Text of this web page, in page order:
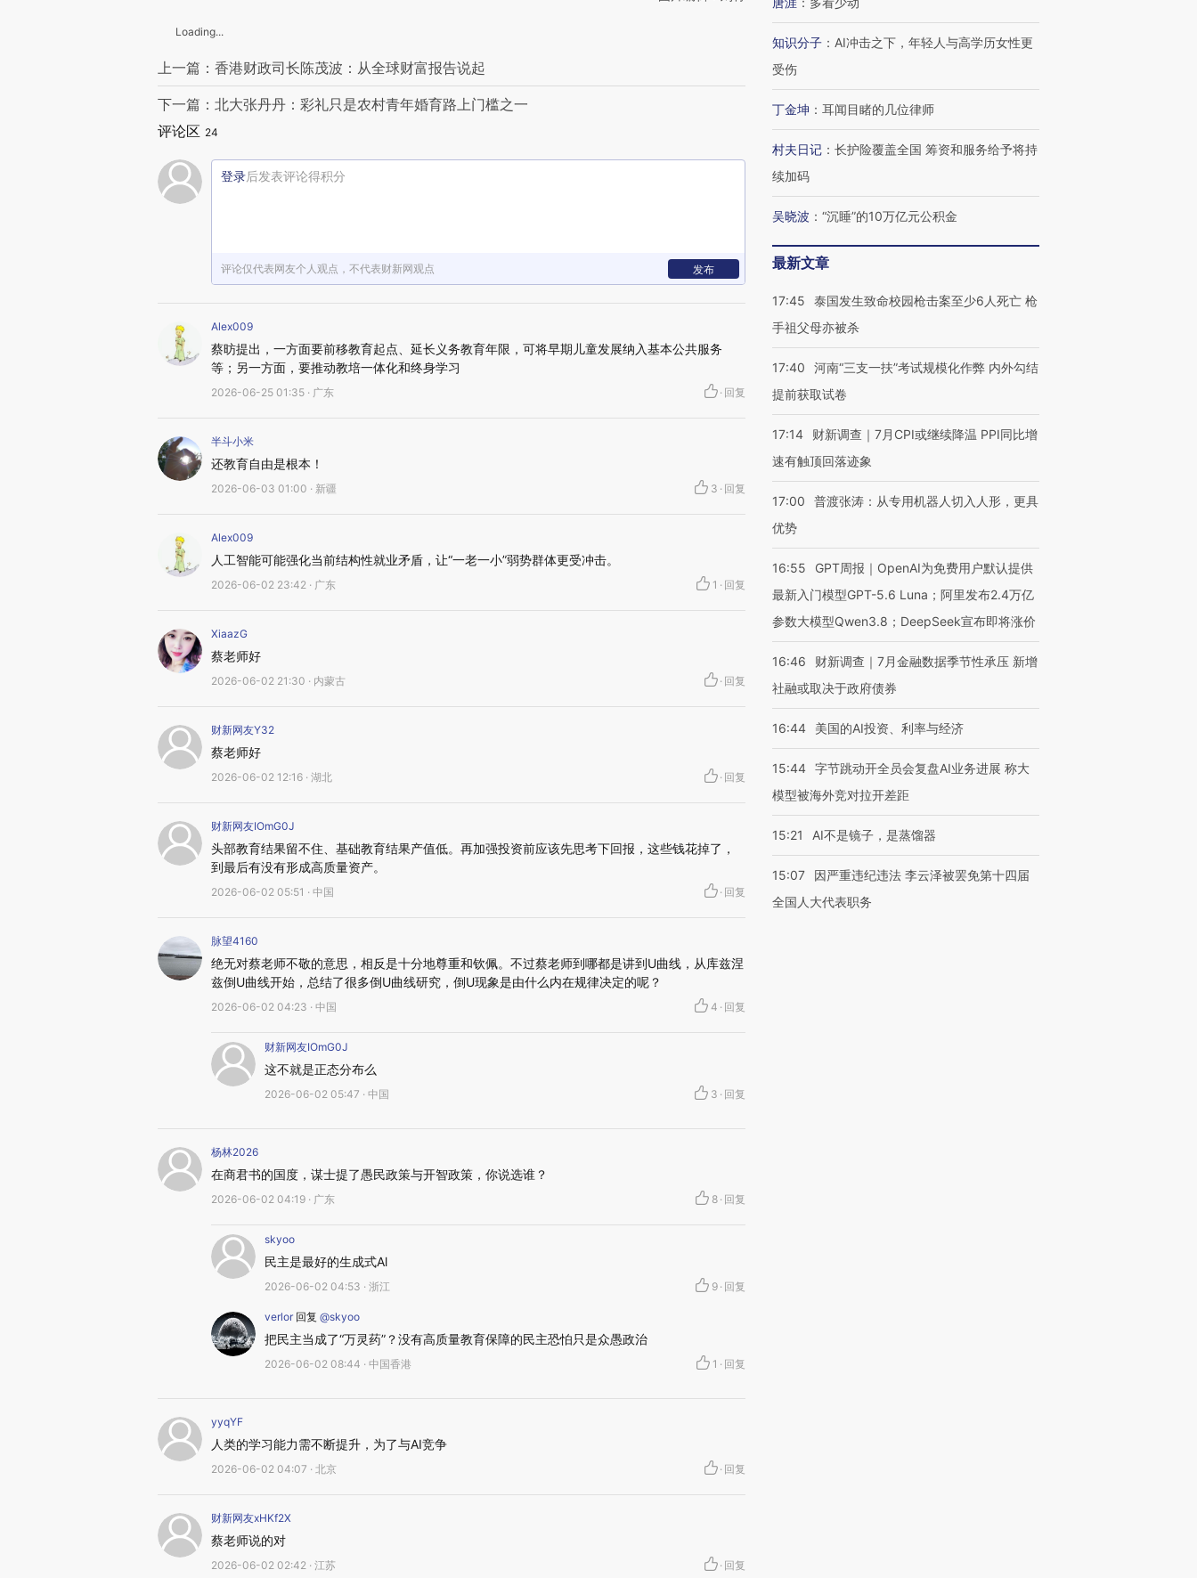
Loading...
上一篇：香港财政司长陈茂波：从全球财富报告说起
下一篇：北大张丹丹：彩礼只是农村青年婚育路上门槛之一
评论区 24
登录后发表评论得积分
评论仅代表网友个人观点，不代表财新网观点 发布
Alex009
蔡昉提出，一方面要前移教育起点、延长义务教育年限，可将早期儿童发展纳入基本公共服务
等；另一方面，要推动教培一体化和终身学习
2026-06-25 01:35 · 广东 · 回复
半斗小米
还教育自由是根本！
2026-06-03 01:00 · 新疆 3 · 回复
Alex009
人工智能可能强化当前结构性就业矛盾，让“一老一小”弱势群体更受冲击。
2026-06-02 23:42 · 广东 1 · 回复
XiaazG
蔡老师好
2026-06-02 21:30 · 内蒙古 · 回复
财新网友Y32
蔡老师好
2026-06-02 12:16 · 湖北 · 回复
财新网友IOmG0J
头部教育结果留不住、基础教育结果产值低。再加强投资前应该先思考下回报，这些钱花掉了，
到最后有没有形成高质量资产。
2026-06-02 05:51 · 中国 · 回复
脉望4160
绝无对蔡老师不敬的意思，相反是十分地尊重和钦佩。不过蔡老师到哪都是讲到U曲线，从库兹涅
兹倒U曲线开始，总结了很多倒U曲线研究，倒U现象是由什么内在规律决定的呢？
2026-06-02 04:23 · 中国 4 · 回复
财新网友IOmG0J
这不就是正态分布么
2026-06-02 05:47 · 中国 3 · 回复
杨林2026
在商君书的国度，谋士提了愚民政策与开智政策，你说选谁？
2026-06-02 04:19 · 广东 8 · 回复
skyoo
民主是最好的生成式Al
2026-06-02 04:53 · 浙江 9 · 回复
verlor 回复 @skyoo
把民主当成了“万灵药”？没有高质量教育保障的民主恐怕只是众愚政治
2026-06-02 08:44 · 中国香港 1 · 回复
yyqYF
人类的学习能力需不断提升，为了与AI竞争
2026-06-02 04:07 · 北京 · 回复
财新网友xHKf2X
蔡老师说的对
2026-06-02 02:42 · 江苏 · 回复
知识分子 ： AI冲击之下，年轻人与高学历女性更
受伤
丁金坤 ： 耳闻目睹的几位律师
村夫日记 ： 长护险覆盖全国 筹资和服务给予将持
续加码
吴晓波 ： “沉睡”的10万亿元公积金
最新文章
17:45
泰国发生致命校园枪击案至少6人死亡 枪
手祖父母亦被杀
17:40
河南“三支一扶”考试规模化作弊 内外勾结
提前获取试卷
17:14
财新调查｜7月CPI或继续降温 PPI同比增
速有触顶回落迹象
17:00
普渡张涛：从专用机器人切入人形，更具
优势
16:55
GPT周报｜OpenAI为免费用户默认提供
最新入门模型GPT-5.6 Luna；阿里发布2.4万亿
参数大模型Qwen3.8；DeepSeek宣布即将涨价
16:46
财新调查｜7月金融数据季节性承压 新增
社融或取决于政府债券
16:44 美国的AI投资、利率与经济
15:44 字节跳动开全员会复盘AI业务进展 称大
模型被海外竞对拉开差距
15:21 AI不是镜子，是蒸馏器
15:07
因严重违纪违法 李云泽被罢免第十四届
全国人大代表职务